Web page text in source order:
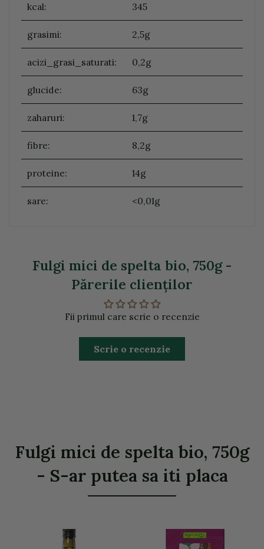
kcal: 345
grasimi: 2,5g
acizi_grasi_saturati: 0,2g
glucide: 63g
zaharuri: 1,7g
fibre: 8,2g
proteine: 14g
sare: <0,01g
Fulgi mici de spelta bio, 750g -
Părerile clienţilor
Fii primul care scrie o recenzie
Scrie o recenzie
Fulgi mici de spelta bio, 750g
- S-ar putea sa iti placa